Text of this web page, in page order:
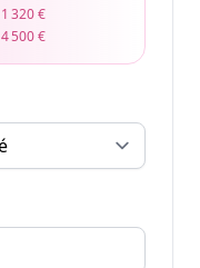
1 320 €
4 500 €